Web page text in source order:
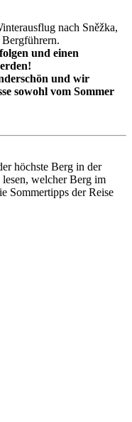
nach Sněžka,
und einen
und wir
sowohl vom Sommer
höchste Berg in der
welcher Berg im
Sommertipps der Reise